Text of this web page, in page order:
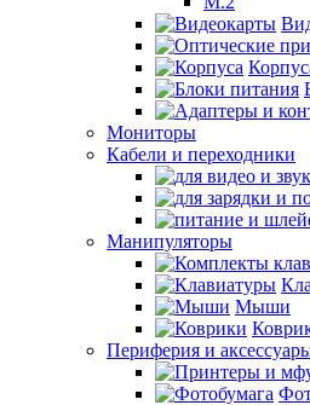
Мониторы
Кабели и переходники
Манипуляторы
Мыши
Периферия и